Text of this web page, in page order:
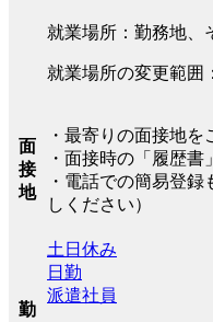
就業場所：勤務地、
就業場所の変更範囲
面
接
地
・最寄りの面接地を
・面接時の「履歴書
・電話での簡易登
しください）
勤
土日休み
日勤
派遣社員